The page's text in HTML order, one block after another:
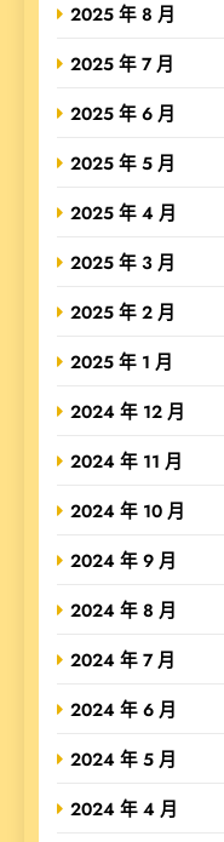
2025 年 8 月
2025 年 7 月
2025 年 6 月
2025 年 5 月
2025 年 4 月
2025 年 3 月
2025 年 2 月
2025 年 1 月
2024 年 12 月
2024 年 11 月
2024 年 10 月
2024 年 9 月
2024 年 8 月
2024 年 7 月
2024 年 6 月
2024 年 5 月
2024 年 4 月